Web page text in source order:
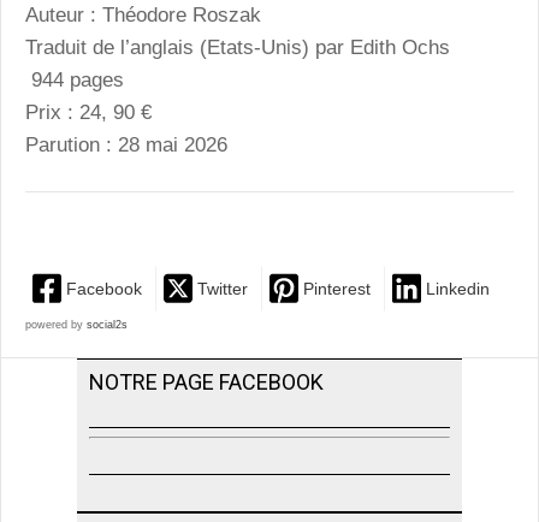
Auteur : Théodore Roszak
Traduit de l’anglais (Etats-Unis) par Edith Ochs
944 pages
Prix : 24, 90 €
Parution : 28 mai 2026
Facebook Twitter Pinterest Linkedin
powered by social2s
NOTRE PAGE FACEBOOK